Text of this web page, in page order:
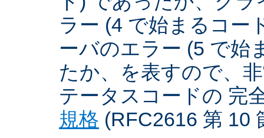
ラー (4 で始まるコー
ーバのエラー (5 で始
たか、を表すので、
テータスコードの 完
規格 (RFC2616 第 10